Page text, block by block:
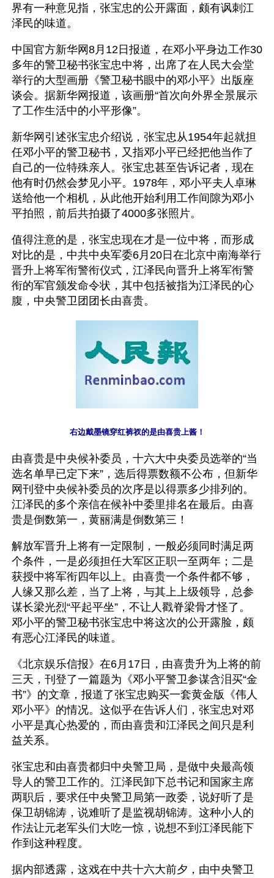
界有一种意见指，张宝忠的公开露面，颇有讽刺江
泽民的味道。
中国官方新华网8月12日报道，在邓小平身边工作30
多年的警卫秘书张宝忠中将，出席了在人民大会堂
举行的大型画册《警卫秘书眼中的邓小平》出版座
谈会。据新华网报道，该画册“首次向外界全景展示
了工作生活中的小平形像”。
新华网引述张宝忠介绍说，张宝忠从1954年起就担
任邓小平的警卫秘书，又指邓小平已经把他当作了
自己的一位特殊亲人。张宝忠甚至告诉记者，现在
他有时仍然会梦见小平。1978年，邓小平夫人卓琳
送给他一个相机，从此他开始利用工作间隙为邓小
平拍照，前后共拍摄了4000多张照片。
值得注意的是，张宝忠现在才是一位中将，而形成
对比的是，中共中央军委6月20日在北京中南海举行
晋升上将军衔警衔仪式，江泽民向晋升上将军衔警
衔的军官颁发命令状，其中包括被指为江泽民的心
腹，中央警卫团团长由喜贵。
右边戴墨镜穿红裤衩的是由喜贵上酱！
由喜贵是中央候补委员，十六大中央委员选举的“当
选名单早已定下来”，选后得票数额不公布，但新华
网刊登中央候补委员的次序是以得票多少排列的。
江泽民的多个亲信在候补中委里排名在最后。由喜
贵是倒数第一，黄丽满是倒数第三！
解放军晋升上将有一定限制，一般必须同时满足两
个条件，一是必须担任大军区正职一至两年；二是
获授中将军衔四年以上。由喜贵一个条件都不够，
人缘又那么差，当了上将，与其上上级领导，总参
谋长梁光烈“平起平坐”，不让人戳脊梁骨才怪了。
邓小平的警卫秘书张宝忠中将这次的公开露脸，颇
有恶心江泽民的味道。
《北京娱乐信报》在6月17日，由喜贵升为上将的前
三天，刊登了一篇题为《邓小平警卫参谋含泪买“金
书”》的文章，报道了张宝忠购买一套黄金版《伟人
邓小平》的情况。这似乎在告诉人们，张宝忠对邓
小平是真心热爱的，而由喜贵和江泽民之间只是利
益关系。
张宝忠和由喜贵都归中央警卫局，是做中央最高领
导人的警卫工作的。江泽民卸下总书记和国家主席
两职后，要求任中央警卫局第一政委，说好听了是
保卫胡锦涛，说难听了是监视胡锦涛。这种小人的
作法让元老军头们大吃一惊，说想不到江泽民能下
作到这种程度。
据内部透露，这戏在中共十六大前夕，由中央警卫